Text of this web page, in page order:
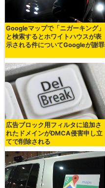
Googleマップで「ニガーキング」
と検索するとホワイトハウスが表
示される件についてGoogleが謝罪
広告ブロック用フィルタに追加さ
れたドメインがDMCA侵害申し立
てで削除される